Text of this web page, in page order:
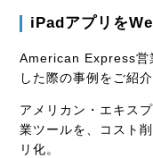
iPadアプリを
American Express営
した際の事例をご紹介
アメリカン・エキス
業ツールを、コスト
リ化。